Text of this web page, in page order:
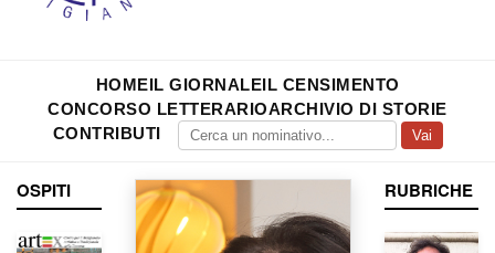
HOMEIL GIORNALEIL CENSIMENTO
CONCORSO LETTERARIOARCHIVIO DI STORIE
CONTRIBUTI
Vai
OSPITI RUBRICHE